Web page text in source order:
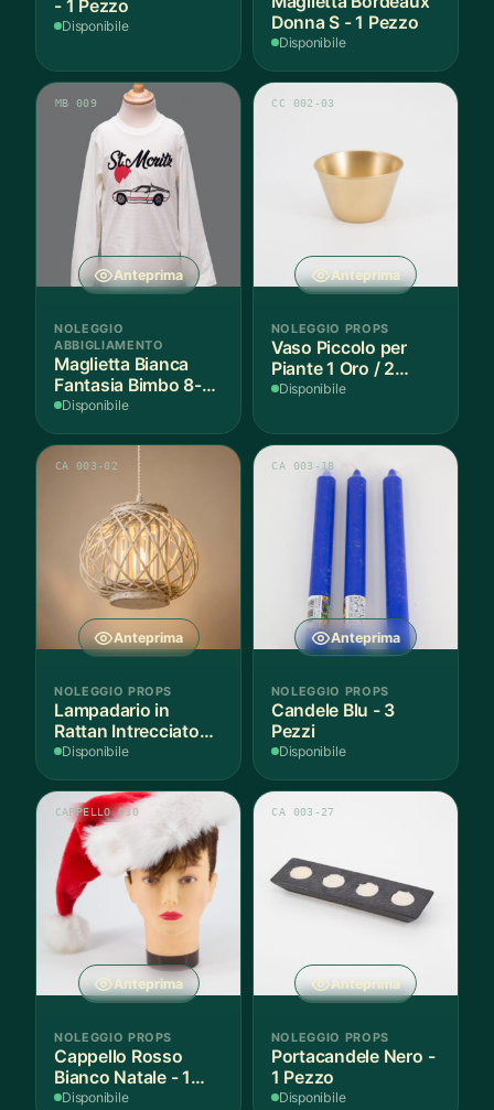
- 1 Pezzo
Disponibile
Donna S - 1 Pezzo
Disponibile
Anteprima
MB 009
NOLEGGIO
ABBIGLIAMENTO
Maglietta Bianca
Fantasia Bimbo 8-9
Anni Cotone - 1
Disponibile
Anteprima
CC 002-03
NOLEGGIO PROPS
Vaso Piccolo per
Piante 1 Oro / 2
Argento - 3 Pezzi
Disponibile
Anteprima
CA 003-02
NOLEGGIO PROPS
Lampadario in
Rattan Intrecciato
Bianco
Disponibile
Anteprima
CA 003-18
NOLEGGIO PROPS
Candele Blu - 3
Pezzi
Disponibile
Anteprima
CAPPELLO 030
NOLEGGIO PROPS
Cappello Rosso
Bianco Natale - 1
Pezzo
Disponibile
Anteprima
CA 003-27
NOLEGGIO PROPS
Portacandele Nero -
1 Pezzo
Disponibile